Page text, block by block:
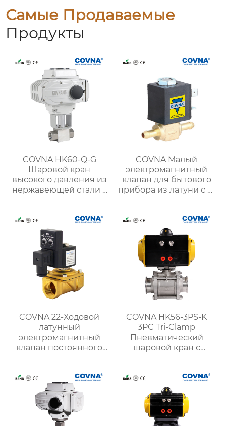
Самые Продаваемые
Продукты
COVNA HK60-Q-G
Шаровой кран
высокого давления из
нержавеющей стали с
COVNA Малый
электромагнитный
клапан для бытового
прибора из латуни с 2-
COVNA 22-Ходовой
латунный
электромагнитный
клапан постоянного
COVNA HK56-3PS-K
3PC Tri-Clamp
Пневматический
шаровой кран с